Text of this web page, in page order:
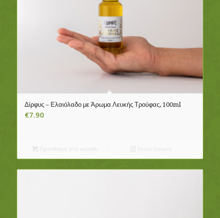
Δίρφυς – Ελαιόλαδο με Άρωμα Λευκής Τρούφας, 100ml
€7.90